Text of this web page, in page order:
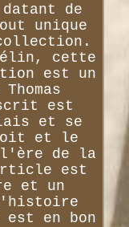
datant de
unique
cette
est un
est
et se
et le
l'ère de la
est
et un
est en bon